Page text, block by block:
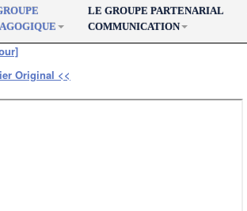
LE GROUPE PARTENARIAL
COMMUNICATION
Original <<